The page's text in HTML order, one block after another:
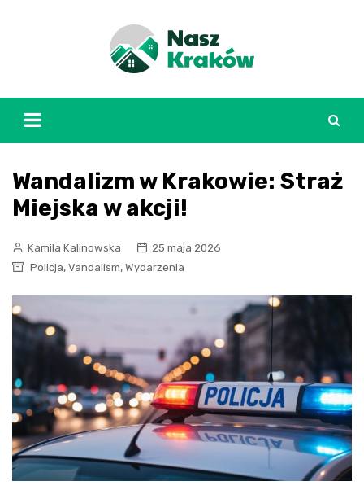
Wandalizm w Krakowie: Straż
Miejska w akcji!
Kamila Kalinowska
25 maja 2026
Policja, Vandalism, Wydarzenia